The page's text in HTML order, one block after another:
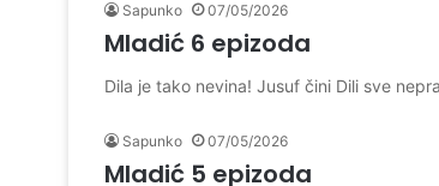
Sapunko 07/05/2026
Mladić 6 epizoda
Dila je tako nevina! Jusuf čini Dili sve
Sapunko 07/05/2026
Mladić 5 epizoda